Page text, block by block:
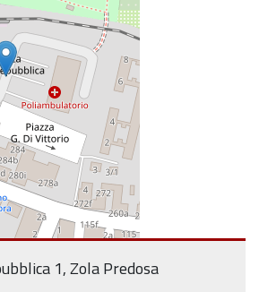
1, Zola Predosa